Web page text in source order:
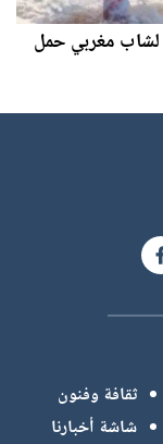
مغربي حمل
ثقافة وفنون
شاشة أخبارنا